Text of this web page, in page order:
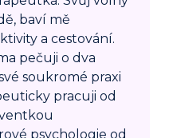
baví mě
a cestování.
pečuji o dva
soukromé praxi
pracuji od
psychologie od